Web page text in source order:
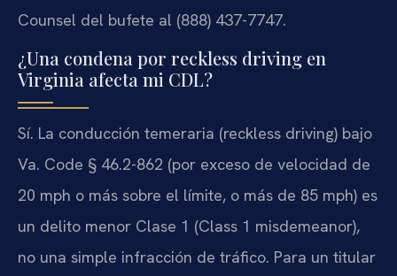
Counsel del bufete al (888) 437-7747.
¿Una condena por reckless driving en
Virginia afecta mi CDL?
Sí. La conducción temeraria (reckless driving) bajo
Va. Code § 46.2-862 (por exceso de velocidad de
20 mph o más sobre el límite, o más de 85 mph) es
un delito menor Clase 1 (Class 1 misdemeanor),
no una simple infracción de tráfico. Para un titular